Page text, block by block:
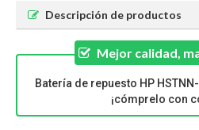
Descripción de productos
Mejor calidad,
Batería de repuesto HP
¡cómprelo con